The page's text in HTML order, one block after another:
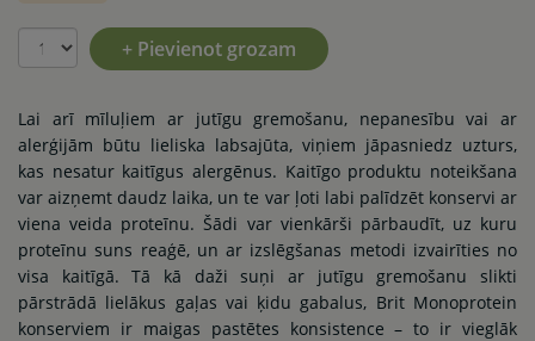
+ Pievienot grozam
Lai arī mīluļiem ar jutīgu gremošanu, nepanesību vai ar
alerģijām būtu lieliska labsajūta, viņiem jāpasniedz uzturs,
kas nesatur kaitīgus alergēnus. Kaitīgo produktu noteikšana
var aizņemt daudz laika, un te var ļoti labi palīdzēt konservi ar
viena veida proteīnu. Šādi var vienkārši pārbaudīt, uz kuru
proteīnu suns reaģē, un ar izslēgšanas metodi izvairīties no
visa kaitīgā. Tā kā daži suņi ar jutīgu gremošanu slikti
pārstrādā lielākus gaļas vai ķidu gabalus, Brit Monoprotein
konserviem ir maigas pastētes konsistence – to ir vieglāk